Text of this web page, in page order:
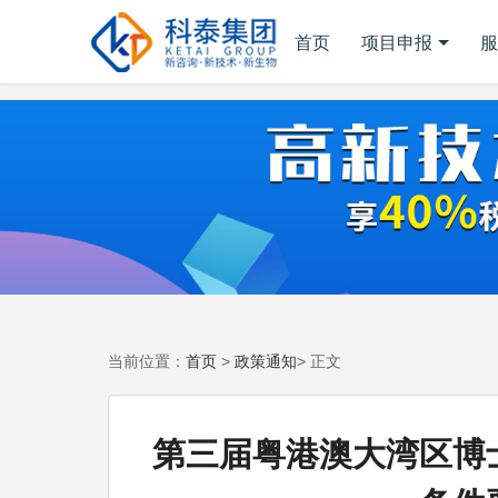
首页 项目申报
当前位置： 首页 > 政策通知> 正文
第三届粤港澳大湾区